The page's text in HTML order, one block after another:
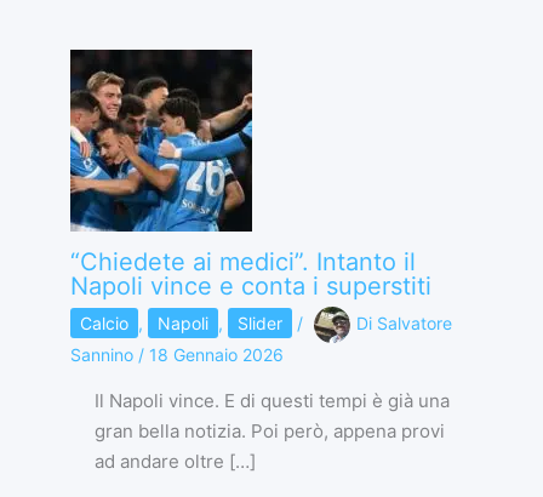
“Chiedete ai medici”. Intanto il
Napoli vince e conta i superstiti
Calcio , Napoli , Slider / Di Salvatore
Sannino / 18 Gennaio 2026
Il Napoli vince. E di questi tempi è già una
gran bella notizia. Poi però, appena provi
ad andare oltre […]